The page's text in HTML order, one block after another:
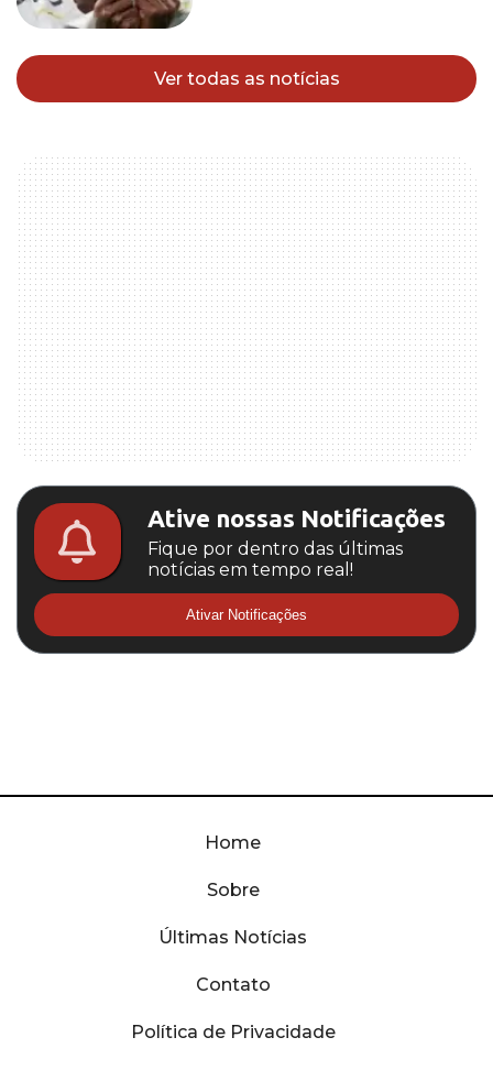
Ver todas as notícias
Ative nossas Notificações
Fique por dentro das últimas
notícias em tempo real!
Ativar Notificações
Home
Sobre
Últimas Notícias
Contato
Política de Privacidade